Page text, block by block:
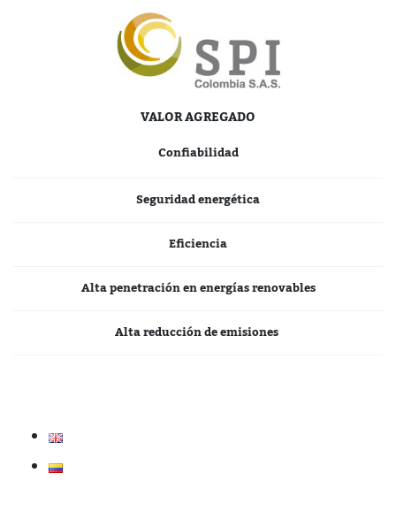
VALOR AGREGADO
Confiabilidad
Seguridad energética
Eficiencia
Alta penetración enenergíasrenovables
Alta reducción de emisiones